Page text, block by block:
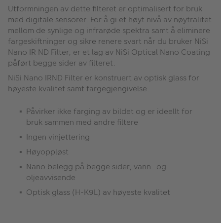
Utformningen av dette filteret er optimalisert for bruk
med digitale sensorer. For å gi et høyt nivå av nøytralitet
mellom de synlige og infrarøde spektra samt å eliminere
fargeskiftninger og sikre renere svart når du bruker NiSi
Nano IR ND Filter, er et lag av NiSi Optical Nano Coating
påført begge sider av filteret.
NiSi Nano IRND Filter er konstruert av optisk glass for
høyeste kvalitet samt fargegjengivelse.
Påvirker ikke farging av bildet og er ideellt for
bruk sammen med andre filtere
Ingen vinjettering
Høyoppløst
Nano belegg på begge sider, vann- og
oljeavvisende
Optisk glass (H-K9L) av høyeste kvalitet